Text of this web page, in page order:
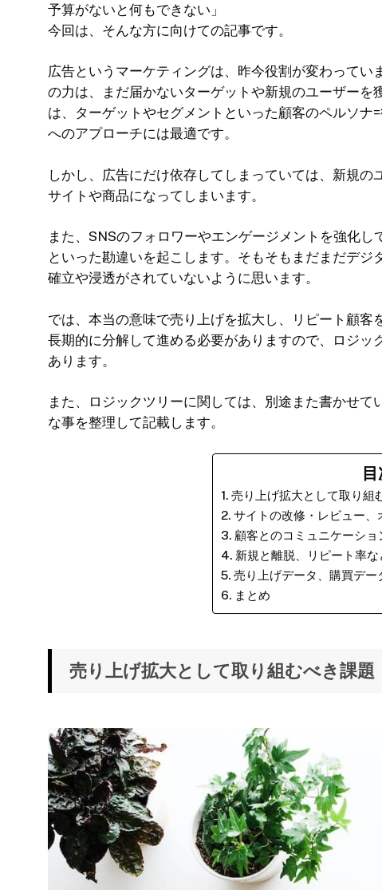
予算がないと何もできない」
今回は、そんな方に向けての記事です。
広告というマーケティングは、昨今役割が変わって
の力は、まだ届かないターゲットや新規のユーザー
は、ターゲットやセグメントといった顧客のペルソ
へのアプローチには最適です。
しかし、広告にだけ依存してしまっていては、新規
サイトや商品になってしまいます。
また、SNSのフォロワーやエンゲージメントを強化
といった勘違いを起こします。そもそもまだまだデ
確立や浸透がされていないように思います。
では、本当の意味で売り上げを拡大し、リピート顧
長期的に分解して進める必要がありますので、ロジ
あります。
また、ロジックツリーに関しては、別途また書かせ
な事を整理して記載します。
売り上げ拡大として取り組
サイトの改修・レビュー
顧客とのコミュニケーシ
新規と離脱、リピート率な
売り上げデータ、購買デ
まとめ
売り上げ拡大として取り組むべき課題